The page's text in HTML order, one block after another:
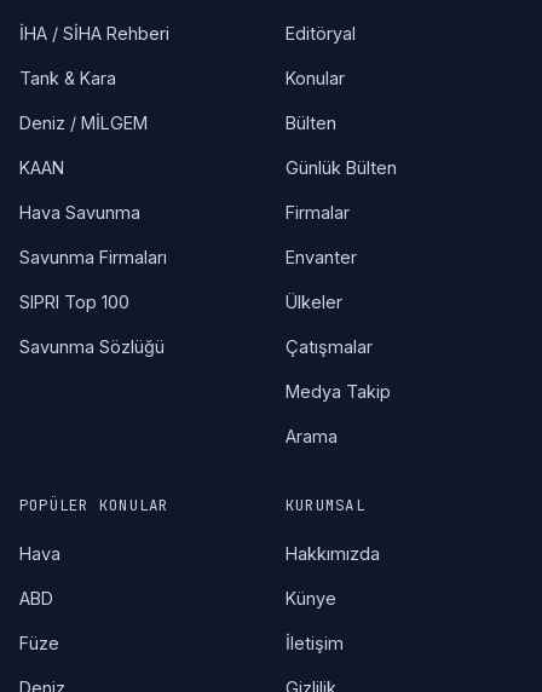
İHA / SİHA Rehberi
Tank & Kara
Deniz / MİLGEM
KAAN
Hava Savunma
Savunma Firmaları
SIPRI Top 100
Savunma Sözlüğü
Editöryal
Konular
Bülten
Günlük Bülten
Firmalar
Envanter
Ülkeler
Çatışmalar
Medya Takip
Arama
POPÜLER KONULAR
Hava
ABD
Füze
Deniz
KURUMSAL
Hakkımızda
Künye
İletişim
Gizlilik